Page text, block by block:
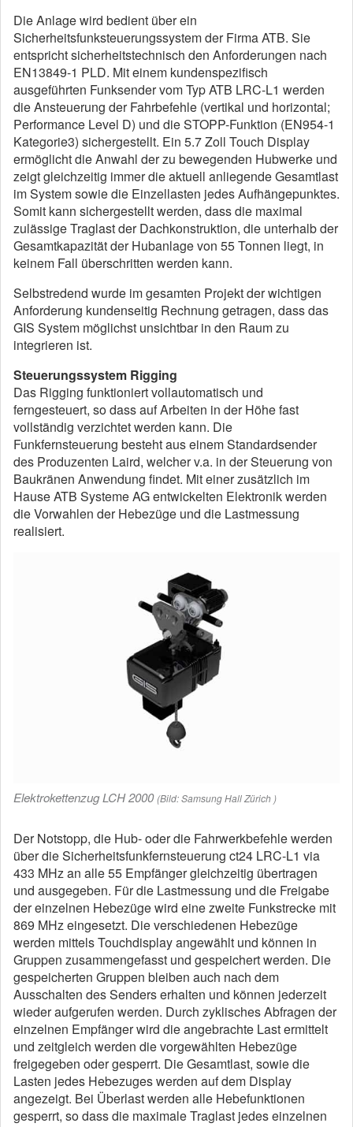
Die Anlage wird bedient über ein
Sicherheitsfunksteuerungssystem der Firma ATB. Sie
entspricht sicherheitstechnisch den Anforderungen nach
EN13849-1 PLD. Mit einem kundenspezifisch
ausgeführten Funksender vom Typ ATB LRC-L1 werden
die Ansteuerung der Fahrbefehle (vertikal und horizontal;
Performance Level D) und die STOPP-Funktion (EN954-1
Kategorie3) sichergestellt. Ein 5.7 Zoll Touch Display
ermöglicht die Anwahl der zu bewegenden Hubwerke und
zeigt gleichzeitig immer die aktuell anliegende Gesamtlast
im System sowie die Einzellasten jedes Aufhängepunktes.
Somit kann sichergestellt werden, dass die maximal
zulässige Traglast der Dachkonstruktion, die unterhalb der
Gesamtkapazität der Hubanlage von 55 Tonnen liegt, in
keinem Fall überschritten werden kann.
Selbstredend wurde im gesamten Projekt der wichtigen
Anforderung kundenseitig Rechnung getragen, dass das
GIS System möglichst unsichtbar in den Raum zu
integrieren ist.
Steuerungssystem Rigging
Das Rigging funktioniert vollautomatisch und
ferngesteuert, so dass auf Arbeiten in der Höhe fast
vollständig verzichtet werden kann. Die
Funkfernsteuerung besteht aus einem Standardsender
des Produzenten Laird, welcher v.a. in der Steuerung von
Baukränen Anwendung findet. Mit einer zusätzlich im
Hause ATB Systeme AG entwickelten Elektronik werden
die Vorwahlen der Hebezüge und die Lastmessung
realisiert.
Elektrokettenzug LCH 2000(Bild: Samsung Hall Zürich )
Der Notstopp, die Hub- oder die Fahrwerkbefehle werden
über die Sicherheitsfunkfernsteuerung ct24 LRC-L1 via
433 MHz an alle 55 Empfänger gleichzeitig übertragen
und ausgegeben. Für die Lastmessung und die Freigabe
der einzelnen Hebezüge wird eine zweite Funkstrecke mit
869 MHz eingesetzt. Die verschiedenen Hebezüge
werden mittels Touchdisplay angewählt und können in
Gruppen zusammengefasst und gespeichert werden. Die
gespeicherten Gruppen bleiben auch nach dem
Ausschalten des Senders erhalten und können jederzeit
wieder aufgerufen werden. Durch zyklisches Abfragen der
einzelnen Empfänger wird die angebrachte Last ermittelt
und zeitgleich werden die vorgewählten Hebezüge
freigegeben oder gesperrt. Die Gesamtlast, sowie die
Lasten jedes Hebezuges werden auf dem Display
angezeigt. Bei Überlast werden alle Hebefunktionen
gesperrt, so dass die maximale Traglast jedes einzelnen